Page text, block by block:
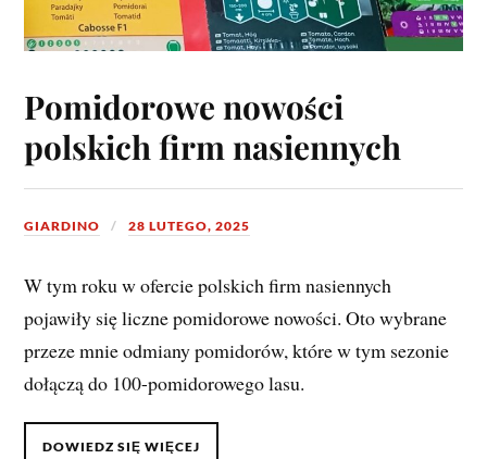
Pomidorowe nowości
polskich firm nasiennych
GIARDINO 28 LUTEGO, 2025
W tym roku w ofercie polskich firm nasiennych
pojawiły się liczne pomidorowe nowości. Oto wybrane
przeze mnie odmiany pomidorów, które w tym sezonie
dołączą do 100-pomidorowego lasu.
DOWIEDZ SIĘ WIĘCEJ